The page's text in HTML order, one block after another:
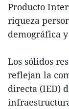
Producto
riqueza
demográfica
Los sólidos
reflejan la
directa (IED)